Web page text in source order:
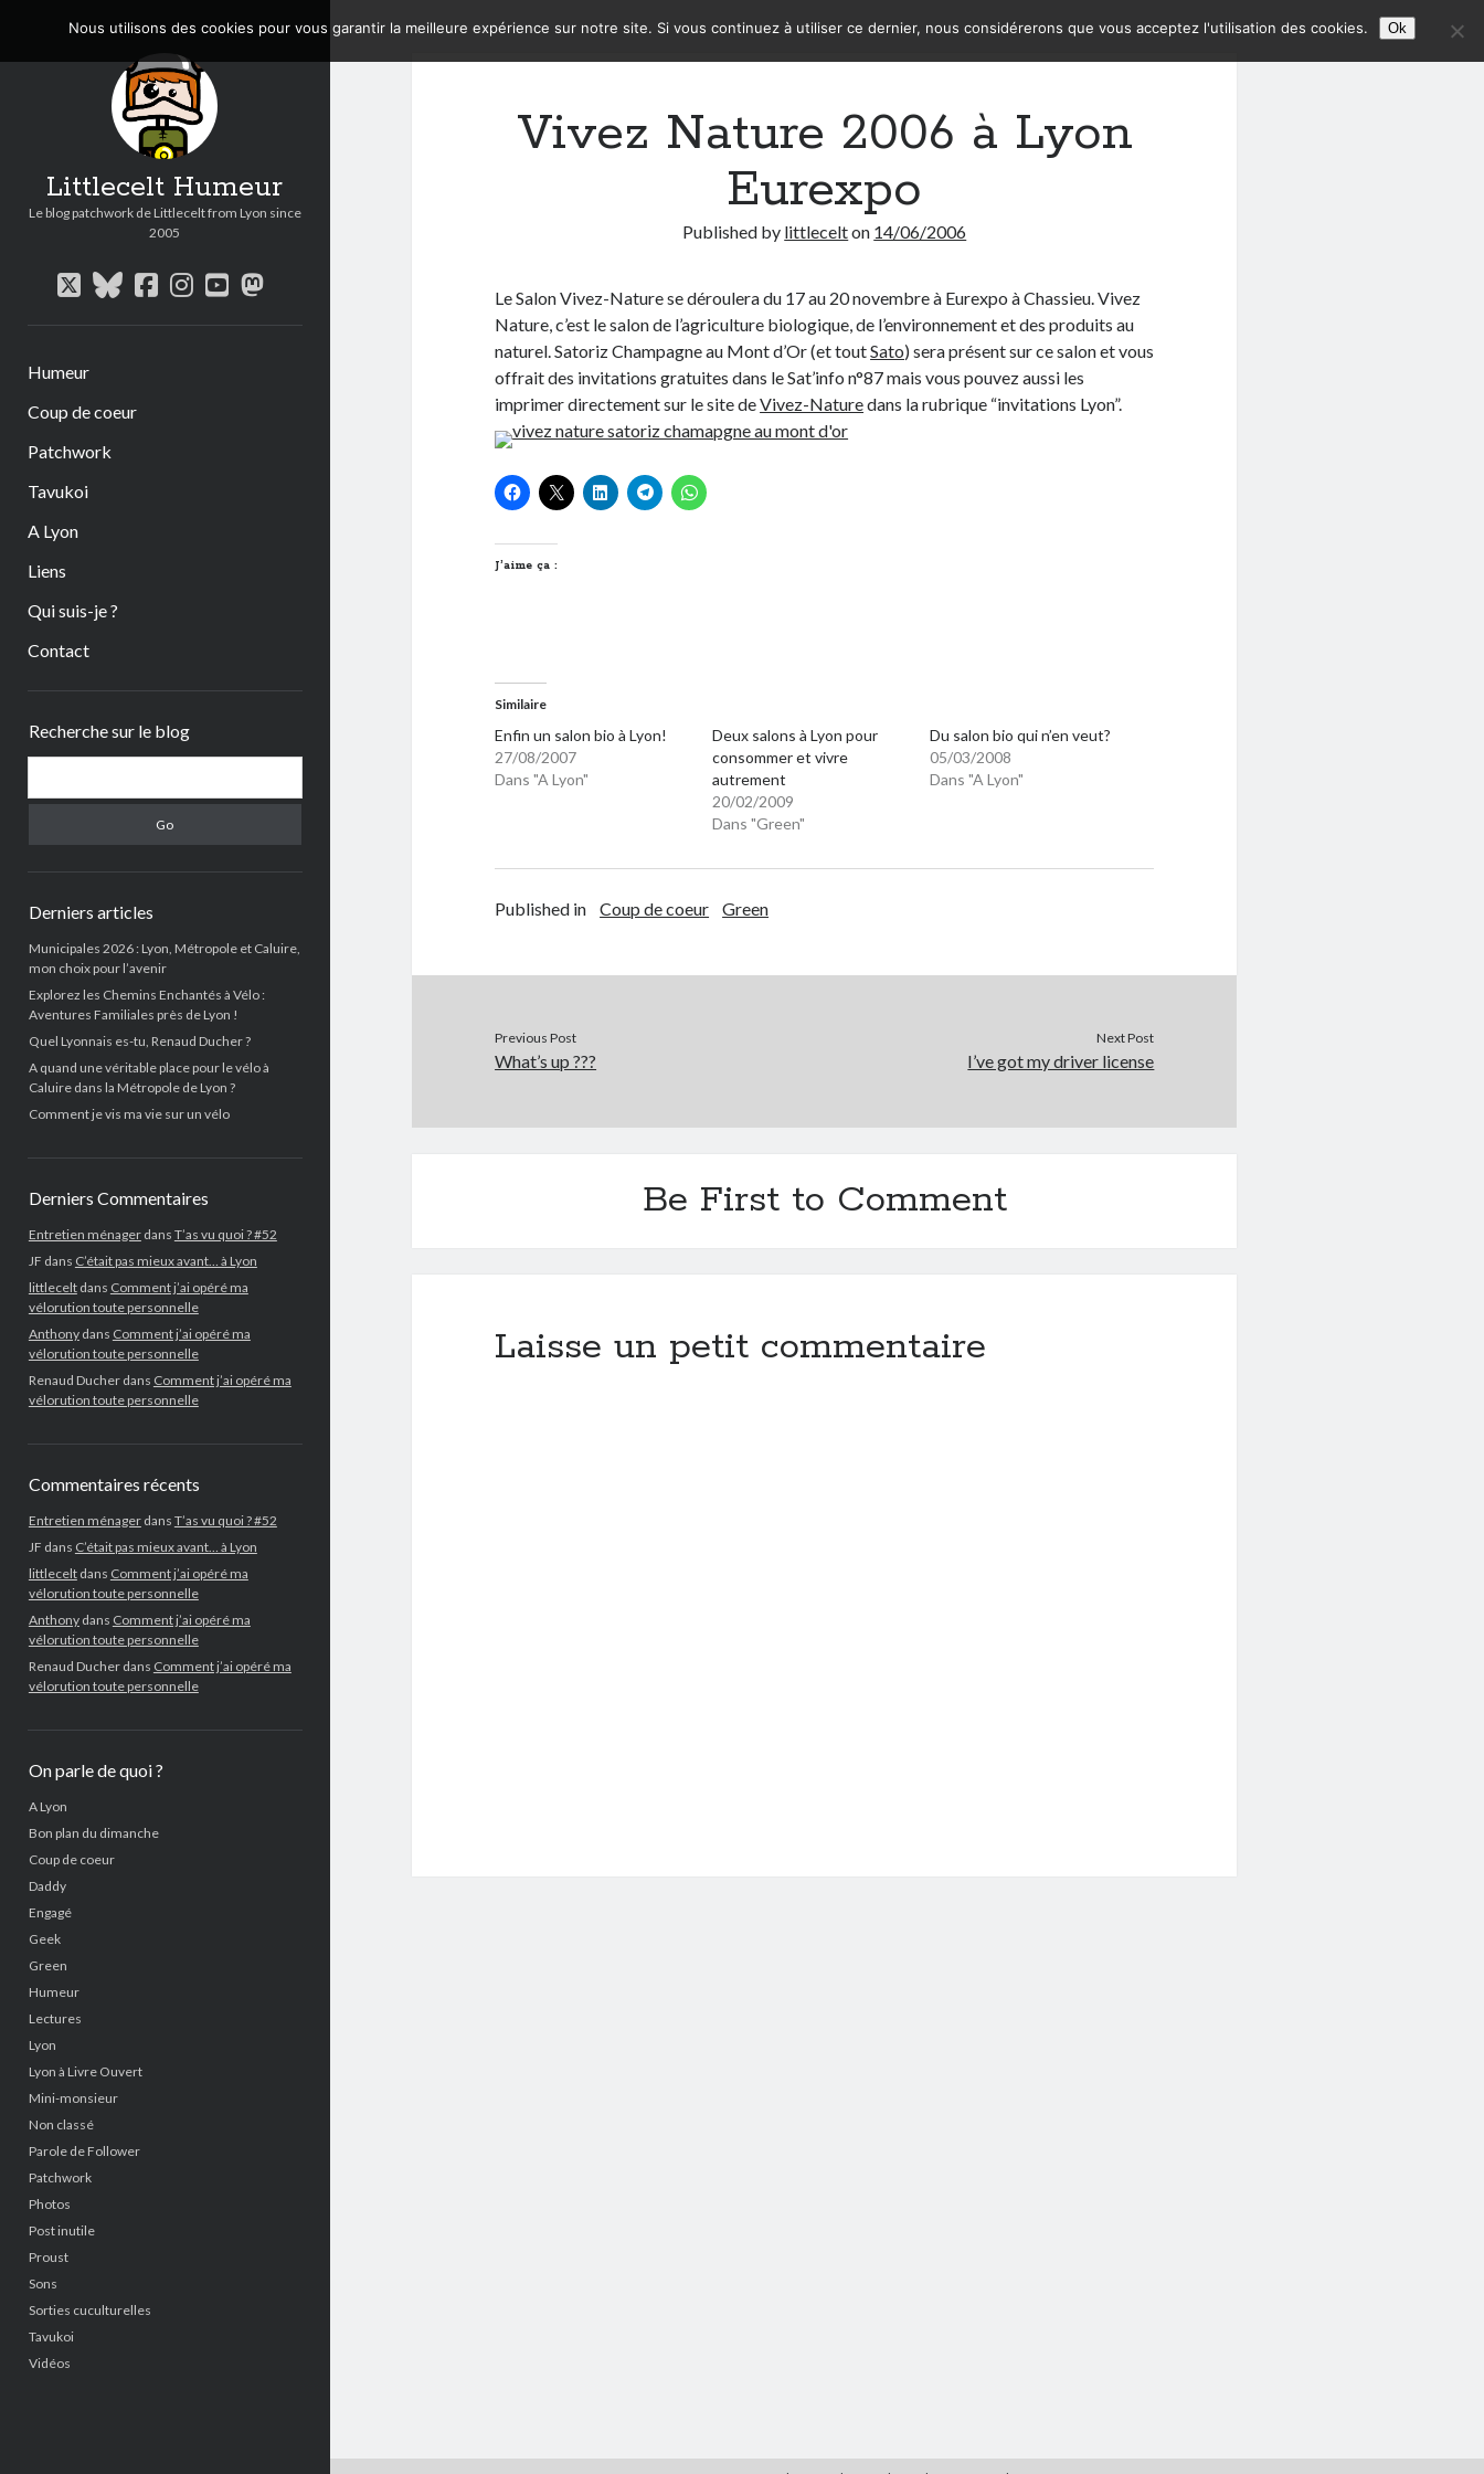
Littlecelt Humeur
Le blog patchwork de Littlecelt from Lyon since
2005
twitterbluesky
facebook
instagram
youtube
mastodon
Humeur
Coup de coeur
Patchwork
Tavukoi
A Lyon
Liens
Qui suis-je ?
Contact
Recherche sur le blog
Derniers articles
Municipales 2026 : Lyon, Métropole et Caluire,
mon choix pour l’avenir
Explorez les Chemins Enchantés à Vélo :
Aventures Familiales près de Lyon !
Quel Lyonnais es-tu, Renaud Ducher ?
A quand une véritable place pour le vélo à
Caluire dans la Métropole de Lyon ?
Comment je vis ma vie sur un vélo
Derniers Commentaires
Entretien ménagerdans T’as vu quoi ? #52
JF dans C’était pas mieux avant… à Lyon
littleceltdans Comment j’ai opéré ma
vélorution toute personnelle
Anthonydans Comment j’ai opéré ma
vélorution toute personnelle
Renaud Ducherdans Comment j’ai opéré ma
vélorution toute personnelle
Commentaires récents
Entretien ménagerdans T’as vu quoi ? #52
JF dans C’était pas mieux avant… à Lyon
littleceltdans Comment j’ai opéré ma
vélorution toute personnelle
Anthonydans Comment j’ai opéré ma
vélorution toute personnelle
Renaud Ducherdans Comment j’ai opéré ma
vélorution toute personnelle
On parle de quoi ?
A Lyon
Bon plan du dimanche
Coup de coeur
Daddy
Engagé
Geek
Green
Humeur
Lectures
Lyon
Lyon à Livre Ouvert
Mini-monsieur
Non classé
Parole de Follower
Patchwork
Photos
Post inutile
Proust
Sons
Sorties cuculturelles
Tavukoi
Vidéos
Vivez Nature 2006 à Lyon
Eurexpo
Published by littlecelton 14/06/2006
Le Salon Vivez-Nature se déroulera du 17 au 20 novembre à Eurexpo à Chassieu. Vivez
Nature, c’est le salon de l’agriculture biologique, de l’environnement et des produits au
naturel. Satoriz Champagne au Mont d’Or (et toutSato) sera présent sur ce salon et vous
offrait des invitations gratuites dans le Sat’info n°87 mais vous pouvez aussi les
imprimer directement sur le site deVivez-Naturedans la rubrique “invitations Lyon”.
J’aime ça :
Similaire
Enfin un salon bio à Lyon!
27/08/2007
Dans "A Lyon"
Deux salons à Lyon pour
consommer et vivre
autrement
20/02/2009
Dans "Green"
Du salon bio qui n’en veut?
05/03/2008
Dans "A Lyon"
Published in Coup de coeur Green
Previous Post
What’s up ???
Next Post
I’ve got my driver license
Be First to Comment
Laisse un petit commentaire
Nous utilisons des cookies pour vous garantir la meilleure expérience sur notre site. Si vous continuez à utiliser ce dernier, nous considérerons que vous acceptez l'utilisation des cookies. Ok